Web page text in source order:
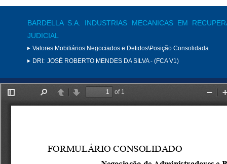
BARDELLA S.A. INDUSTRIAS MECANICAS EM
JUDICIAL
Valores Mobiliários Negociados e Detidos\Posição Consolidada
DRI: JOSÉ ROBERTO MENDES DA SILVA - (FCA V1)